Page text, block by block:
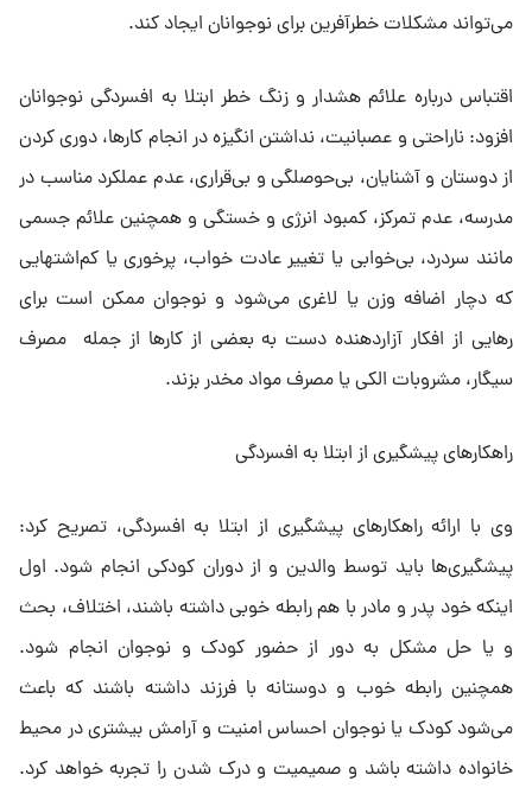
می‌تواند مشکلات خطرآفرین برای نوجوانان ایجاد کند.
اقتباس درباره علائم هشدار و زنگ خطر ابتلا به افسردگی نوجوانان
افزود: ناراحتی و عصبانیت، نداشتن انگیزه در انجام کارها، دوری کردن
از دوستان و آشنایان، بی‌حوصلگی و بی‌قراری، عدم عملکرد مناسب در
مدرسه، عدم تمرکز، کمبود انرژی و خستگی و همچنین علائم جسمی
مانند سردرد، بی‌خوابی یا تغییر عادت خواب، پرخوری یا کم‌اشتهایی
که دچار اضافه وزن یا لاغری می‌شود و نوجوان ممکن است برای
رهایی از افکار آزاردهنده دست به بعضی از کارها از جمله مصرف
سیگار، مشروبات الکی یا مصرف مواد مخدر بزند.
راهکارهای پیشگیری از ابتلا به افسردگی
وی با ارائه راهکارهای پیشگیری از ابتلا به افسردگی، تصریح کرد:
پیشگیری‌ها باید توسط والدین و از دوران کودکی انجام شود. اول
اینکه خود پدر و مادر با هم رابطه خوبی داشته باشند، اختلاف، بحث
و یا حل مشکل به دور از حضور کودک و نوجوان انجام شود.
همچنین رابطه خوب و دوستانه با فرزند داشته باشند که باعث
می‌شود کودک یا نوجوان احساس امنیت و آرامش بیشتری در محیط
خانواده داشته باشد و صمیمیت و درک شدن را تجربه خواهد کرد.